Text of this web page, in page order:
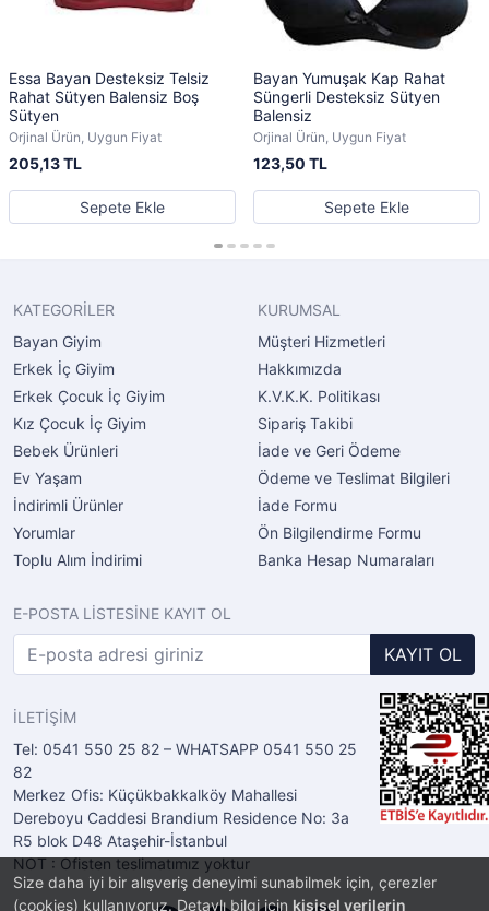
Size daha iyi bir alışveriş deneyimi sunabilmek için, çerezler
(cookies) kullanıyoruz. Detaylı bilgi için kişisel verilerin
Essa Bayan Desteksiz Telsiz
Rahat Sütyen Balensiz Boş
Sütyen
Orjinal Ürün, Uygun Fiyat
205,13 TL
Sepete Ekle
Bayan Yumuşak Kap Rahat
Süngerli Desteksiz Sütyen
Balensiz
Orjinal Ürün, Uygun Fiyat
123,50 TL
Sepete Ekle
KATEGORİLER
Bayan Giyim
Erkek İç Giyim
Erkek Çocuk İç Giyim
Kız Çocuk İç Giyim
Bebek Ürünleri
Ev Yaşam
İndirimli Ürünler
Yorumlar
Toplu Alım İndirimi
KURUMSAL
Müşteri Hizmetleri
Hakkımızda
K.V.K.K. Politikası
Sipariş Takibi
İade ve Geri Ödeme
Ödeme ve Teslimat Bilgileri
İade Formu
Ön Bilgilendirme Formu
Banka Hesap Numaraları
E-POSTA LİSTESİNE KAYIT OL
KAYIT OL
İLETİŞİM
Tel: 0541 550 25 82 – WHATSAPP 0541 550 25
82
Merkez Ofis: Küçükbakkalköy Mahallesi
Dereboyu Caddesi Brandium Residence No: 3a
R5 blok D48 Ataşehir-İstanbul
NOT : Ofisten teslimatımız yoktur